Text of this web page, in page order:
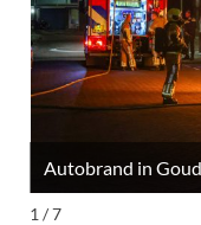
Autobrand in
1 / 7